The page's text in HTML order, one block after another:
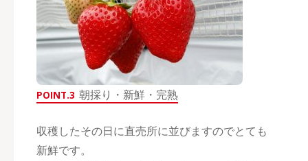
POINT.3 朝採り・新鮮・完熟
収穫したその日に直売所に並びますのでとても
新鮮です。